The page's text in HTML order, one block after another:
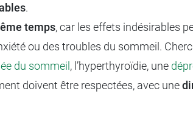
.
temps, car les effets indésirables
ou des troubles du sommeil.
du sommeil , l’hyperthyroïdie, une
doivent être respectées, avec une